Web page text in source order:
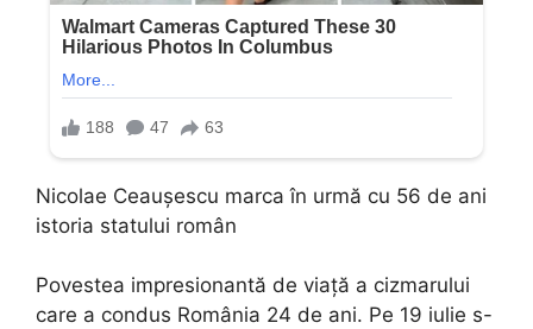
Nicolae Ceaușescu marca în urmă cu 56 de ani
istoria statului român
Povestea impresionantă de viață a cizmarului
care a condus România 24 de ani. Pe 19 iulie s-